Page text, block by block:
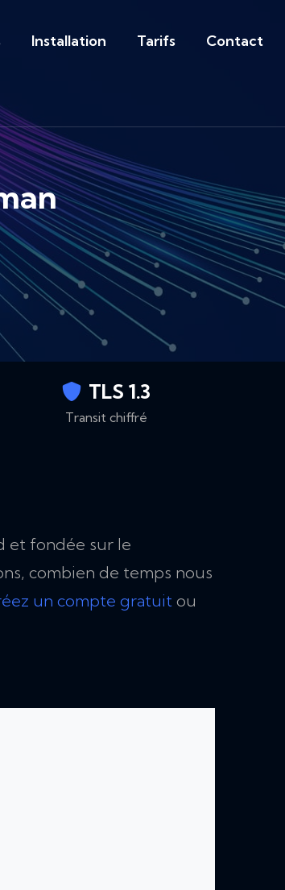
Installation Tarifs Contact
TLS 1.3
Transit chiffré
et fondée sur le
combien de temps nous
un compte gratuit ou